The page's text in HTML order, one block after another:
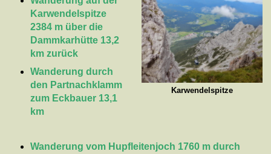
Karwendelspitze
Karwendelspitze
2384 m über die
Dammkarhütte 13,2
km zurück
Wanderung durch
den Partnachklamm
zum Eckbauer 13,1
km
Wanderung vom Hupfleitenjoch 1760 m durch